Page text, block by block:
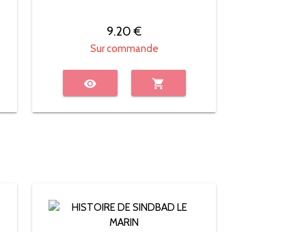
9.20 €
Sur commande
visibility shopping_cart